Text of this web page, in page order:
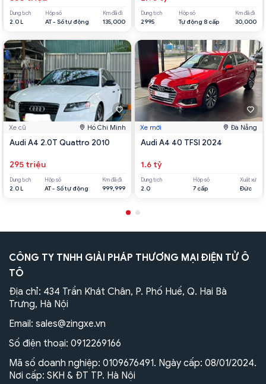
Dung tích
2.0 L
Hộp số
AT - Số tự động
Km đã đi
135,000
Xe cũ Hồ Chí Minh
Audi A4 2.0T Quattro 2010
295 triệu
Dung tích
2.0 L
Hộp số
AT - Số tự động
Km đã đi
999,999
Dung tích
2995
Hộp số
Tự động 8 cấp
Km đã đi
30,000
Xe mới Đà Nẵng
Audi A4 40 TFSI 2024
1.6 tỷ
Dung tích
2.0
Hộp số
7 cấp
Xuất xứ
Đức
CÔNG TY TNHH GIẢI PHÁP THƯƠNG MẠI ĐIỆN TỬ Ô
TÔ
Địa chỉ: 434 Trần Khát Chân, P. Phố Huế, Q. Hai Bà
Trưng, Hà Nội
Email: sales@zingxe.vn
Số điện thoại: 0912269166
Mã số doanh nghiệp: 0109676491. Ngày cấp: 08/01/2024.
Nơi cấp: SKH & ĐT TP. Hà Nội